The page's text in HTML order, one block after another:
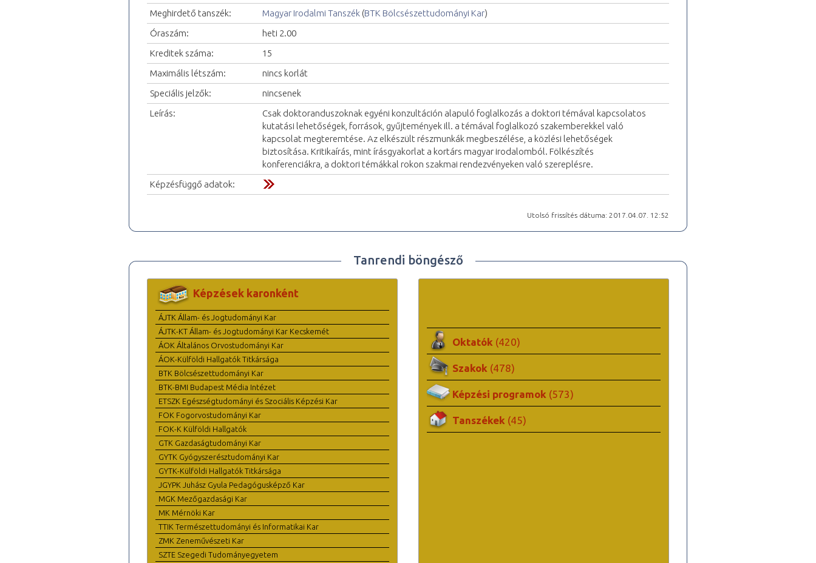
Meghirdető tanszék:
Magyar Irodalmi Tanszék (BTK Bölcsészettudományi Kar)
Óraszám:
heti 2.00
Kreditek száma:
15
Maximális létszám:
nincs korlát
Speciális jelzők:
nincsenek
Leírás:
Csak doktoranduszoknak egyéni konzultáción alapuló foglalkozás a doktori témával kapcsolatos
kutatási lehetőségek, források, gyűjtemények ill. a témával foglalkozó szakemberekkel való
kapcsolat megteremtése. Az elkészült részmunkák megbeszélése, a közlési lehetőségek
biztosítása. Kritikaírás, mint írásgyakorlat a kortárs magyar irodalomból. Fölkészítés
konferenciákra, a doktori témákkal rokon szakmai rendezvényeken való szereplésre.
Képzésfüggő adatok:
Utolsó frissítés dátuma: 2017.04.07. 12:52
Tanrendi böngésző
Képzések karonként
ÁJTK Állam- és Jogtudományi Kar
ÁJTK-KT Állam- és Jogtudományi Kar Kecskemét
ÁOK Általános Orvostudományi Kar
ÁOK-Külföldi Hallgatók Titkársága
BTK Bölcsészettudományi Kar
BTK-BMI Budapest Média Intézet
ETSZK Egészségtudományi és Szociális Képzési Kar
FOK Fogorvostudományi Kar
FOK-K Külföldi Hallgatók
GTK Gazdaságtudományi Kar
GYTK Gyógyszerésztudományi Kar
GYTK-Külföldi Hallgatók Titkársága
JGYPK Juhász Gyula Pedagógusképző Kar
MGK Mezőgazdasági Kar
MK Mérnöki Kar
TTIK Természettudományi és Informatikai Kar
ZMK Zeneművészeti Kar
SZTE Szegedi Tudományegyetem
Oktatók (420)
Szakok (478)
Képzési programok (573)
Tanszékek (45)